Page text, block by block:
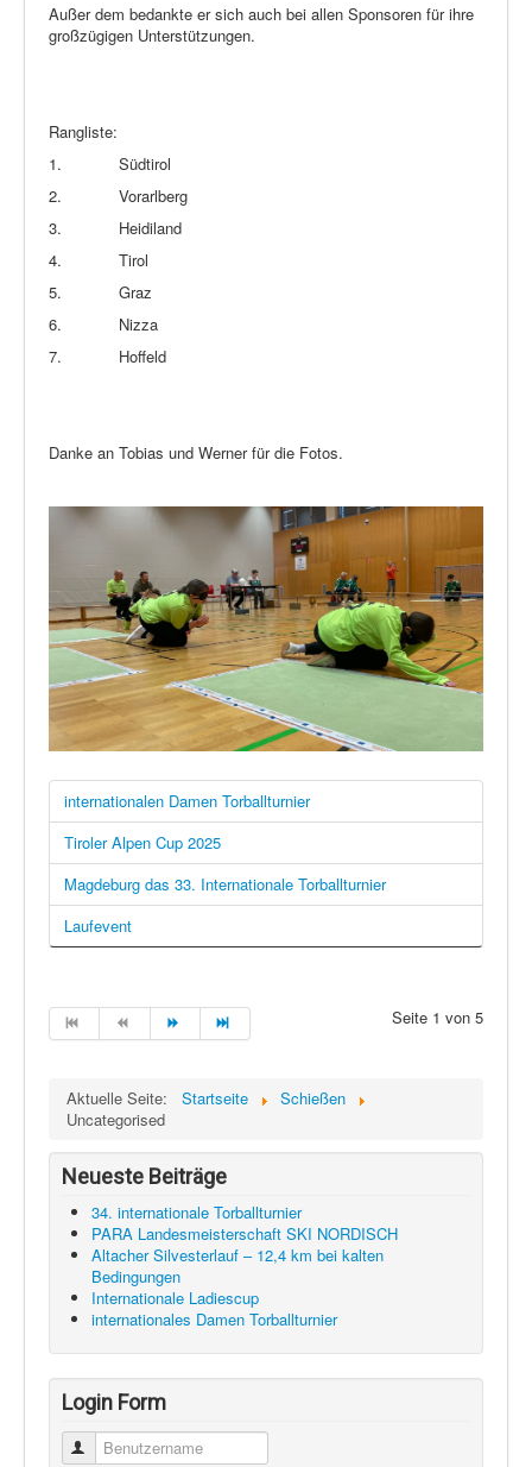
Außer dem bedankte er sich auch bei allen Sponsoren für ihre
großzügigen Unterstützungen.
Rangliste:
1.
Südtirol
2.
Vorarlberg
3.
Heidiland
4.
Tirol
5.
Graz
6.
Nizza
7.
Hoffeld
Danke an Tobias und Werner für die Fotos.
internationalen Damen Torballturnier
Tiroler Alpen Cup 2025
Magdeburg das 33. Internationale Torballturnier
Laufevent
Seite 1 von 5
Aktuelle Seite: Startseite
Schießen
Uncategorised
Neueste Beiträge
34. internationale Torballturnier
PARA Landesmeisterschaft SKI NORDISCH
Altacher Silvesterlauf – 12,4 km bei kalten
Bedingungen
Internationale Ladiescup
internationales Damen Torballturnier
Login Form
Benutzername